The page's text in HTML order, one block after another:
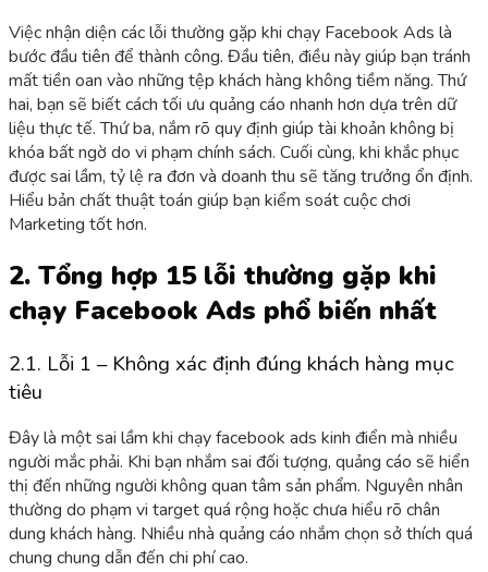
Việc nhận diện các lỗi thường gặp khi chạy Facebook Ads là
bước đầu tiên để thành công. Đầu tiên, điều này giúp bạn tránh
mất tiền oan vào những tệp khách hàng không tiềm năng. Thứ
hai, bạn sẽ biết cách tối ưu quảng cáo nhanh hơn dựa trên dữ
liệu thực tế. Thứ ba, nắm rõ quy định giúp tài khoản không bị
khóa bất ngờ do vi phạm chính sách. Cuối cùng, khi khắc phục
được sai lầm, tỷ lệ ra đơn và doanh thu sẽ tăng trưởng ổn định.
Hiểu bản chất thuật toán giúp bạn kiểm soát cuộc chơi
Marketing tốt hơn.
2. Tổng hợp 15 lỗi thường gặp khi
chạy Facebook Ads phổ biến nhất
2.1. Lỗi 1 – Không xác định đúng khách hàng mục
tiêu
Đây là một sai lầm khi chạy facebook ads kinh điển mà nhiều
người mắc phải. Khi bạn nhắm sai đối tượng, quảng cáo sẽ hiển
thị đến những người không quan tâm sản phẩm. Nguyên nhân
thường do phạm vi target quá rộng hoặc chưa hiểu rõ chân
dung khách hàng. Nhiều nhà quảng cáo nhắm chọn sở thích quá
chung chung dẫn đến chi phí cao.